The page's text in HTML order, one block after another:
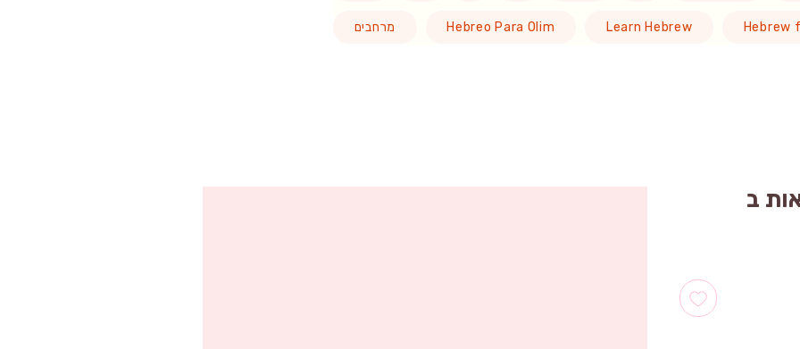
מרחבים Hebreo Para Olim Learn Hebrew Hebrew
ב